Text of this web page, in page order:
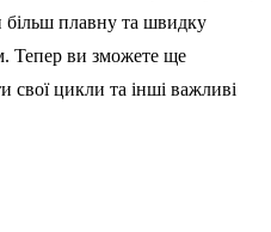
більш плавну та швидку
Тепер ви зможете ще
свої цикли та інші важливі